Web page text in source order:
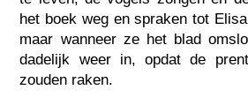
het boek weg en spraken tot
maar wanneer ze het blad
dadelijk weer in, opdat de
zouden raken.